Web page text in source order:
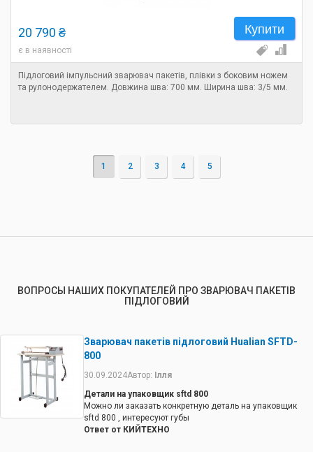
Купити
20 790 ₴
є в наявності
Підлоговий імпульсний зварювач пакетів, плівки з боковим ножем
та рулонодержателем. Довжина шва: 700 мм. Ширина шва: 3/5 мм.
1 2 3 4 5
ВОПРОСЫ НАШИХ ПОКУПАТЕЛЕЙ ПРО ЗВАРЮВАЧ ПАКЕТІВ
ПІДЛОГОВИЙ
Зварювач пакетів підлоговий Hualian SFTD-
800
30.09.2024Автор: Ілля
Детали на упаковщик sftd 800
Можно ли заказать конкретную деталь на упаковщик
sftd 800 , интересуют губы
Ответ от КИЙТЕХНО